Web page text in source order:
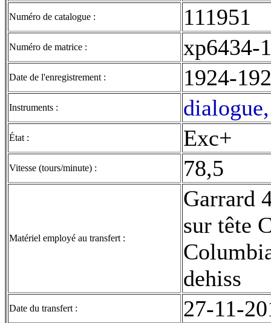
Numéro de catalogue : 111951
Numéro de matrice : xp6434-1
Date de l'enregistrement : 1924-
Instruments :
État : Exc+
Vitesse (tours/minute) : 78,5
Matériel employé au transfert :
Garrard
sur tête
dehiss
Date du transfert : 27-11-